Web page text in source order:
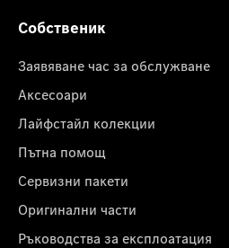
Собственик
Заявяване час за обслужване
Аксесоари
Лайфстайл колекции
Пътна помощ
Сервизни пакети
Оригинални части
Ръководства за експлоатация